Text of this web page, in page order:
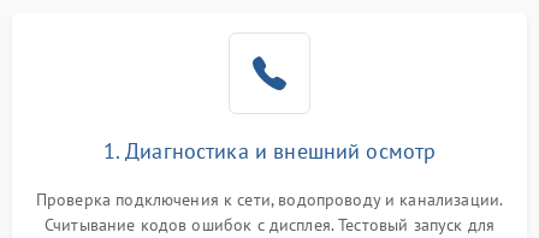
1. Диагностика и внешний осмотр
Проверка подключения к сети, водопроводу и канализации.
Считывание кодов ошибок с дисплея. Тестовый запуск для